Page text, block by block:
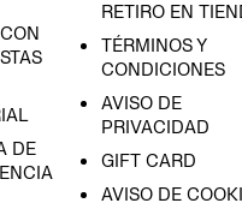
DE
RETIRO EN
TÉRMINOS Y
CONDICIONES
AVISO DE
PRIVACIDAD
GIFT CARD
AVISO DE